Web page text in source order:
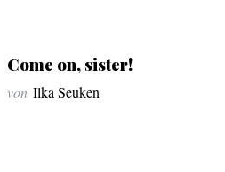
Come on, sister!
von Ilka Seuken